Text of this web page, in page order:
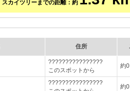
スカイツリーまでの距離：約
住所
????????????????
このスポットから
約
????????????????
約